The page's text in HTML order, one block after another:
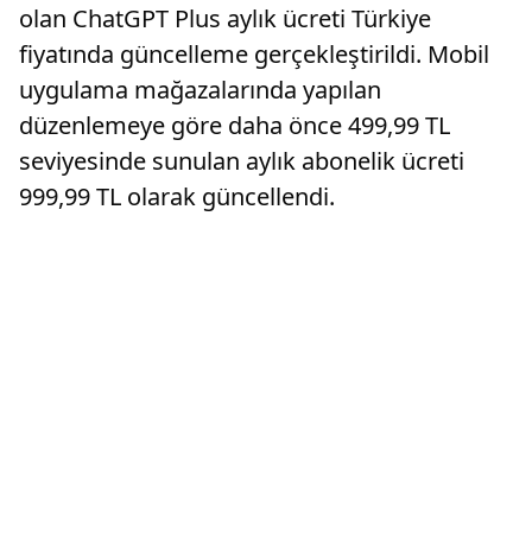
olan ChatGPT Plus aylık ücreti Türkiye
fiyatında güncelleme gerçekleştirildi. Mobil
uygulama mağazalarında yapılan
düzenlemeye göre daha önce 499,99 TL
seviyesinde sunulan aylık abonelik ücreti
999,99 TL olarak güncellendi.